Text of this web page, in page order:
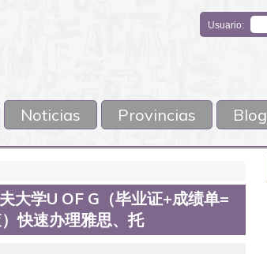
Usuario:
Noticias Provincias Blog
大学U OF G（毕业证+成绩单=
快速办理雅思、托